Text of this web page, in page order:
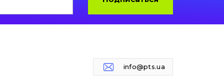
info@pts.ua